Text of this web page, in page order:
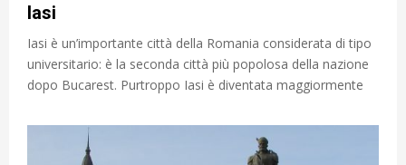
Iasi
Iasi è un’importante città della Romania considerata di tipo
universitario: è la seconda città più popolosa della nazione
dopo Bucarest. Purtroppo Iasi è diventata maggiormente